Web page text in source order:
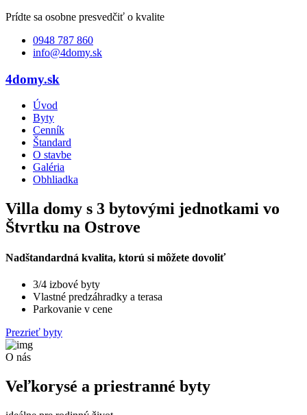
Prídte sa osobne presvedčiť o kvalite
0948 787 860
info@4domy.sk
4domy.sk
Úvod
Byty
Cenník
Štandard
O stavbe
Galéria
Obhliadka
Villa domy s 3 bytovými jednotkami vo
Štvrtku na Ostrove
Nadštandardná kvalita, ktorú si môžete dovoliť
3/4 izbové byty
Vlastné predzáhradky a terasa
Parkovanie v cene
Prezrieť byty
O nás
Veľkorysé a priestranné byty